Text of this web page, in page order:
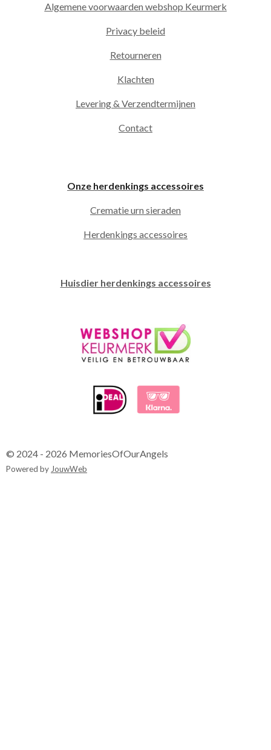
Algemene voorwaarden webshop Keurmerk
Privacy beleid
Retourneren
Klachten
Levering & Verzendtermijnen
Contact
Onze herdenkings accessoires
Crematie urn sieraden
Herdenkings accessoires
Huisdier herdenkings accessoires
© 2024 - 2026 MemoriesOfOurAngels
Powered byJouwWeb